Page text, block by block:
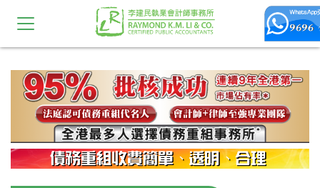
10,11,12,13,14,15,16,17,18,19,20